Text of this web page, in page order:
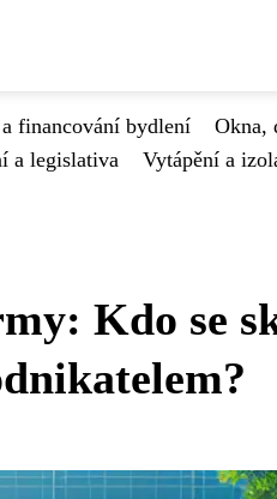
financování bydlení Okna,
a legislativa Vytápění a
Kdo se